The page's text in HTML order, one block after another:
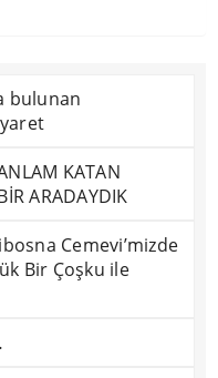
bulunan
KATAN
ARADAYDIK
Cemevi’mizde
Bir Çoşku ile